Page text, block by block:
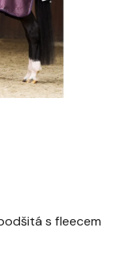
s fleecem